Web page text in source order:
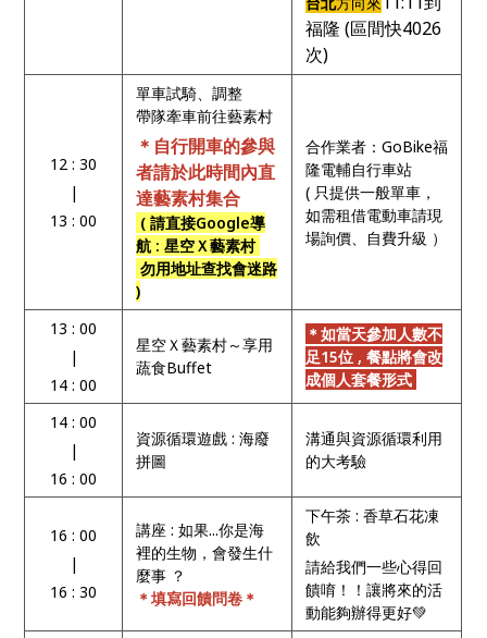
福隆 (區間快4026
次)
12 : 30
|
13 : 00
單車試騎、調整
帶隊牽車前往藝素村
＊自行開車的參與
者請於此時間內直
達藝素村集合
( 請直接Google導
航 : 星空Ｘ藝素村
勿用地址查找會迷路
)
合作業者：GoBike福
隆電輔自行車站
( 只提供一般單車，
如需租借電動車請現
場詢價、自費升級 ）
13 : 00
|
14 : 00
星空Ｘ藝素村～享用
蔬食Buffet
＊如當天參加人數不
足15位 ,餐點將會改
成個人套餐形式
14 : 00
|
16 : 00
資源循環遊戲 : 海廢
拼圖
溝通與資源循環利用
的大考驗
16 : 00
|
16 : 30
講座 : 如果...你是海
裡的生物，會發生什
麼事 ？
＊填寫回饋問卷＊
下午茶 : 香草石花凍
飲
請給我們一些心得回
饋唷！！讓將來的活
動能夠辦得更好💚